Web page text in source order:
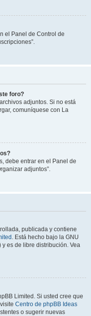
el Panel de Control de
foro?
adjuntos. Si no está
comuníquese con La
debe entrar en el Panel de
adjuntos”.
publicada y contiene
. Está hecho bajo la GNU
es de libre distribución. Vea
Limited. Si usted cree que
Centro de phpBB Ideas
o sugerir nuevas